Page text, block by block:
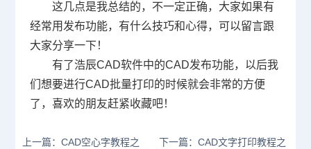
这几点是我总结的，不一定正确，大家如果有
经常用发布功能，有什么技巧和心得，可以留言跟
大家分享一下！
有了浩辰CAD软件中的CAD发布功能，以后我
们想要进行CAD批量打印的时候就会非常的方便
了，喜欢的朋友赶紧收藏吧！
上一篇：CAD空心字教程之
下一篇：CAD文字打印教程之